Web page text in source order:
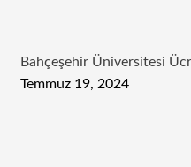
Bahçeşehir Üniversitesi
Temmuz 19, 2024